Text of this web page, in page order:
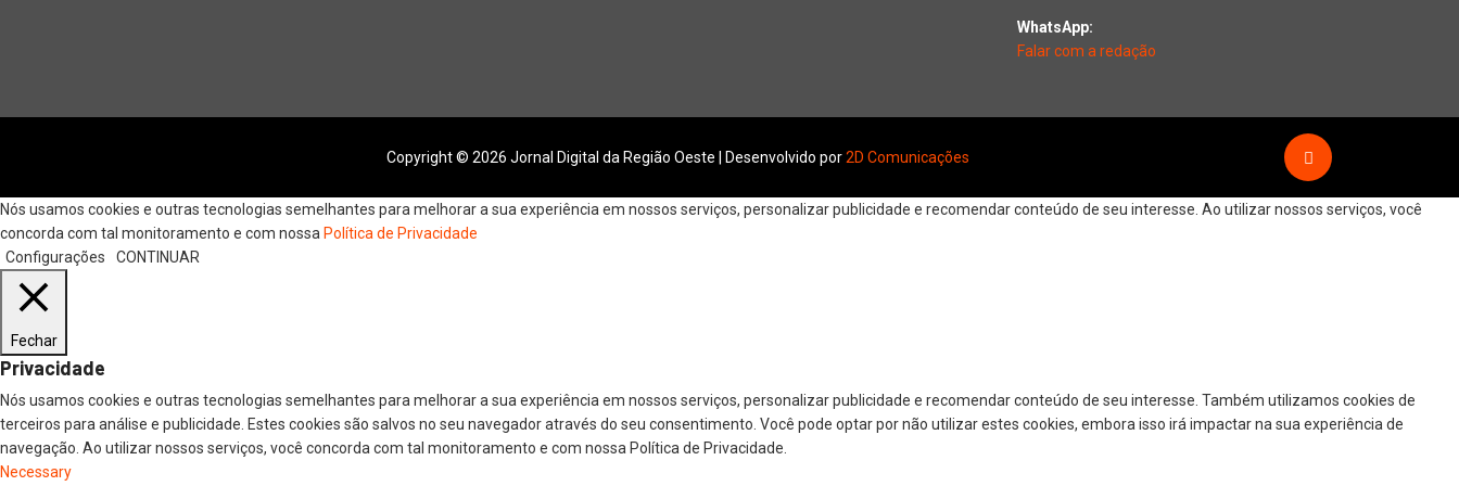
WhatsApp:
Falar com a redação
Copyright © 2026 Jornal Digital da Região Oeste | Desenvolvido por2D Comunicações
Nós usamos cookies e outras tecnologias semelhantes para melhorar a sua experiência em nossos serviços, personalizar publicidade e recomendar conteúdo de seu interesse. Ao utilizar nossos serviços, você
concorda com tal monitoramento e com nossa Política de Privacidade
Configurações
CONTINUAR
Fechar
Privacidade
Nós usamos cookies e outras tecnologias semelhantes para melhorar a sua experiência em nossos serviços, personalizar publicidade e recomendar conteúdo de seu interesse. Também utilizamos cookies de
terceiros para análise e publicidade. Estes cookies são salvos no seu navegador através do seu consentimento. Você pode optar por não utilizar estes cookies, embora isso irá impactar na sua experiência de
navegação. Ao utilizar nossos serviços, você concorda com tal monitoramento e com nossa Política de Privacidade.
Necessary